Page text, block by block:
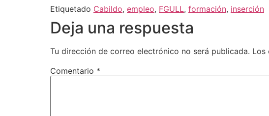
Etiquetado Cabildo, empleo, FGULL, formación, inserción
Deja una respuesta
Tu dirección de correo electrónico no será publicada. Los
Comentario *